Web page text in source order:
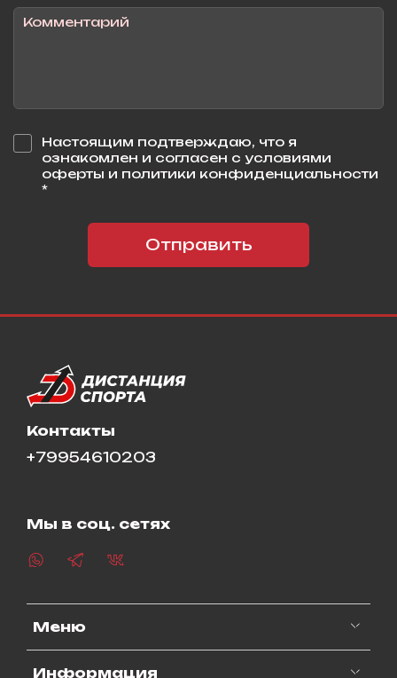
Настоящим подтверждаю, что я
ознакомлен и согласен с условиями
оферты и политики конфиденциальности
*
Отправить
Меню
Информация
Контакты
+79954610203
Мы в соц. сетях